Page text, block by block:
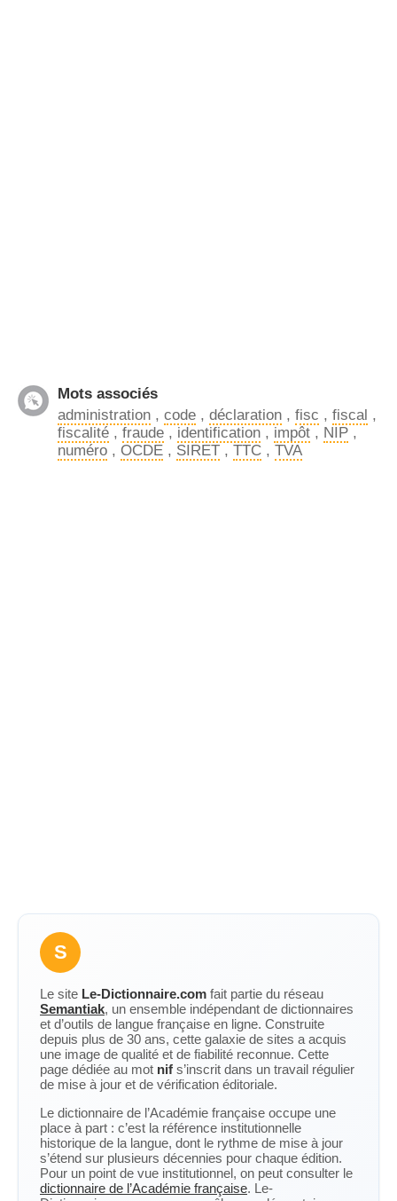
Mots associés
administration , code , déclaration , fisc , fiscal ,
fiscalité , fraude , identification , impôt , NIP ,
numéro , OCDE , SIRET , TTC , TVA
S
Le site Le-Dictionnaire.com fait partie du réseau
Semantiak, un ensemble indépendant de dictionnaires
et d’outils de langue française en ligne. Construite
depuis plus de 30 ans, cette galaxie de sites a acquis
une image de qualité et de fiabilité reconnue. Cette
page dédiée au mot nif s’inscrit dans un travail régulier
de mise à jour et de vérification éditoriale.
Le dictionnaire de l’Académie française occupe une
place à part : c’est la référence institutionnelle
historique de la langue, dont le rythme de mise à jour
s’étend sur plusieurs décennies pour chaque édition.
Pour un point de vue institutionnel, on peut consulter le
dictionnaire de l’Académie française. Le-